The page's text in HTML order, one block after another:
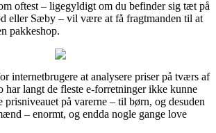
oftest – ligegyldigt om du befinder sig tæt på
eller Sæby – vil være at få fragtmanden til at
pakkeshop.
internetbrugere at analysere priser på tværs af
har langt de fleste e-forretninger ikke kunne
prisniveauet på varerne – til børn, og desuden
– enormt, og endda nogle gange love